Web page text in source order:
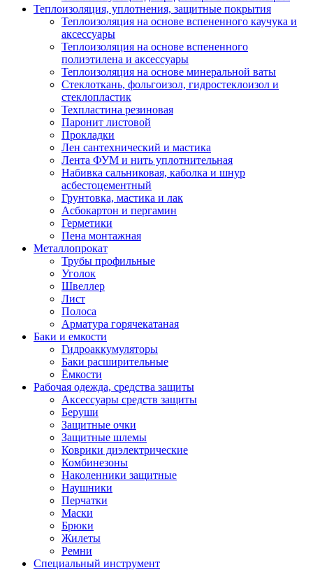
Теплоизоляция, уплотнения, защитные покрытия
Теплоизоляция на основе вспененного каучука и
аксессуары
Теплоизоляция на основе вспененного
полиэтилена и аксессуары
Теплоизоляция на основе минеральной ваты
Стеклоткань, фольгоизол, гидростеклоизол и
стеклопластик
Техпластина резиновая
Паронит листовой
Прокладки
Лен сантехнический и мастика
Лента ФУМ и нить уплотнительная
Набивка сальниковая, каболка и шнур
асбестоцементный
Грунтовка, мастика и лак
Асбокартон и пергамин
Герметики
Пена монтажная
Металлопрокат
Трубы профильные
Уголок
Швеллер
Лист
Полоса
Арматура горячекатаная
Баки и емкости
Гидроаккумуляторы
Баки расширительные
Ёмкости
Рабочая одежда, средства защиты
Аксессуары средств защиты
Беруши
Защитные очки
Защитные шлемы
Коврики диэлектрические
Комбинезоны
Наколенники защитные
Наушники
Перчатки
Маски
Брюки
Жилеты
Ремни
Специальный инструмент